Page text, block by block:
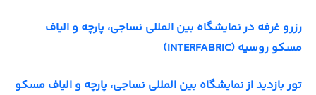
رزرو غرفه در نمایشگاه بین المللی نساجی، پارچه و الیاف
مسکو روسیه (INTERFABRIC)
تور بازدید از نمایشگاه بین المللی نساجی، پارچه و الیاف مسکو